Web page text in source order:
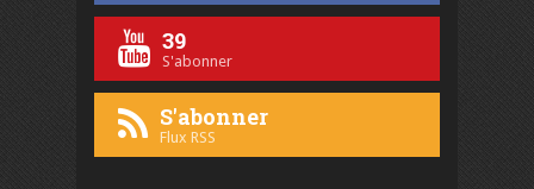
39
S'abonner
S'abonner
Flux RSS